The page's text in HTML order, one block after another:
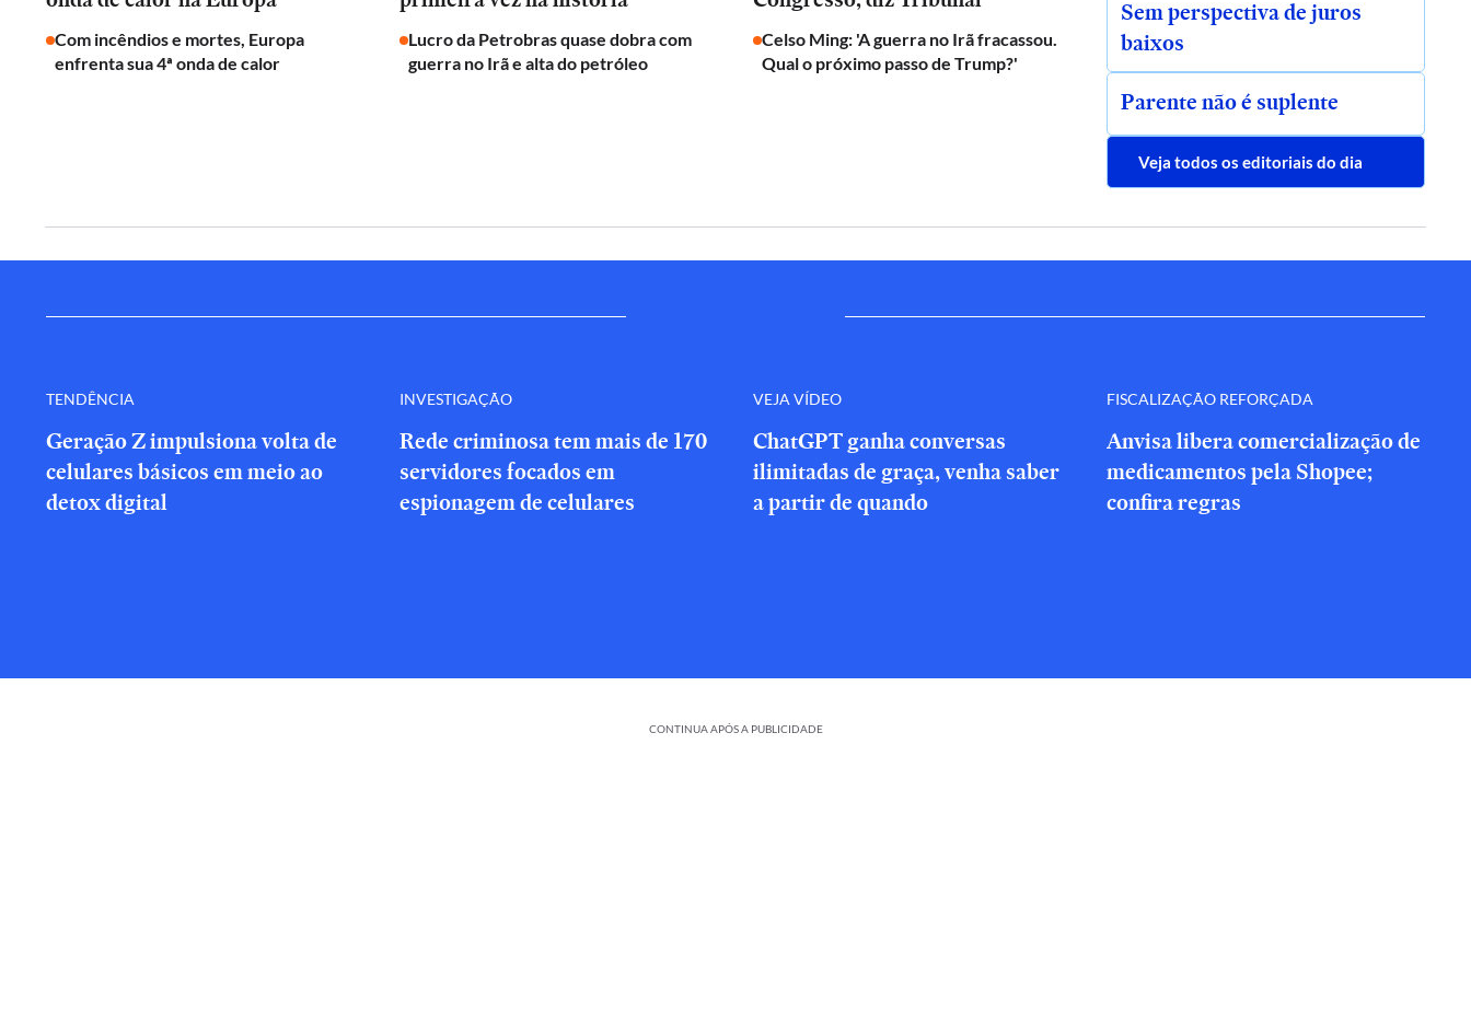
Com incêndios e mortes, Europa
enfrenta sua 4ª onda de calor
Lucro da Petrobras quase dobra com
guerra no Irã e alta do petróleo
Celso Ming: 'A guerra no Irã fracassou.
Qual o próximo passo de Trump?'
Sem perspectiva de juros
baixos
Parente não é suplente
Veja todos os editoriais do dia
TENDÊNCIA
Geração Z impulsiona volta de
celulares básicos em meio ao
detox digital
INVESTIGAÇÃO
Rede criminosa tem mais de 170
servidores focados em
espionagem de celulares
VEJA VÍDEO
ChatGPT ganha conversas
ilimitadas de graça, venha saber
a partir de quando
FISCALIZAÇÃO REFORÇADA
Anvisa libera comercialização de
medicamentos pela Shopee;
confira regras
CONTINUA APÓS A PUBLICIDADE